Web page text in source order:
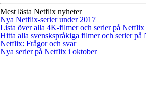
Mest lästa Netflix nyheter
Nya Netflix-serier under 2017
Lista över alla 4K-filmer och serier på Netflix
Hitta alla svenskspråkiga filmer och serier på
Netflix: Frågor och svar
Nya serier på Netflix i oktober